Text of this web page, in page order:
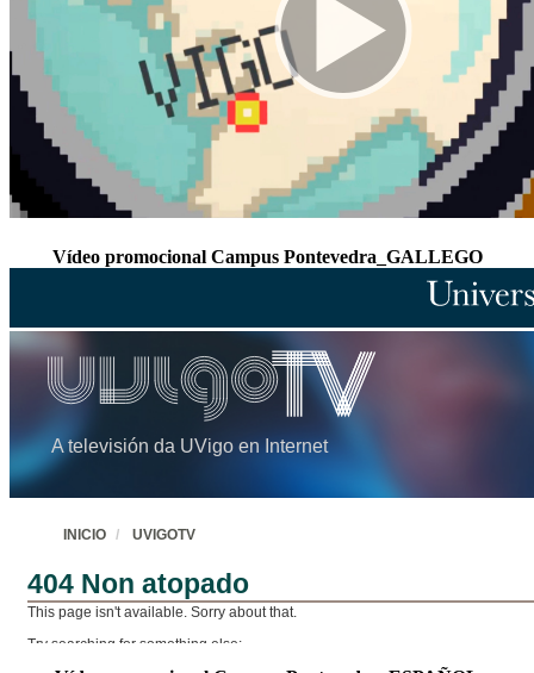
Vídeo promocional Campus Pontevedra_GALLEGO